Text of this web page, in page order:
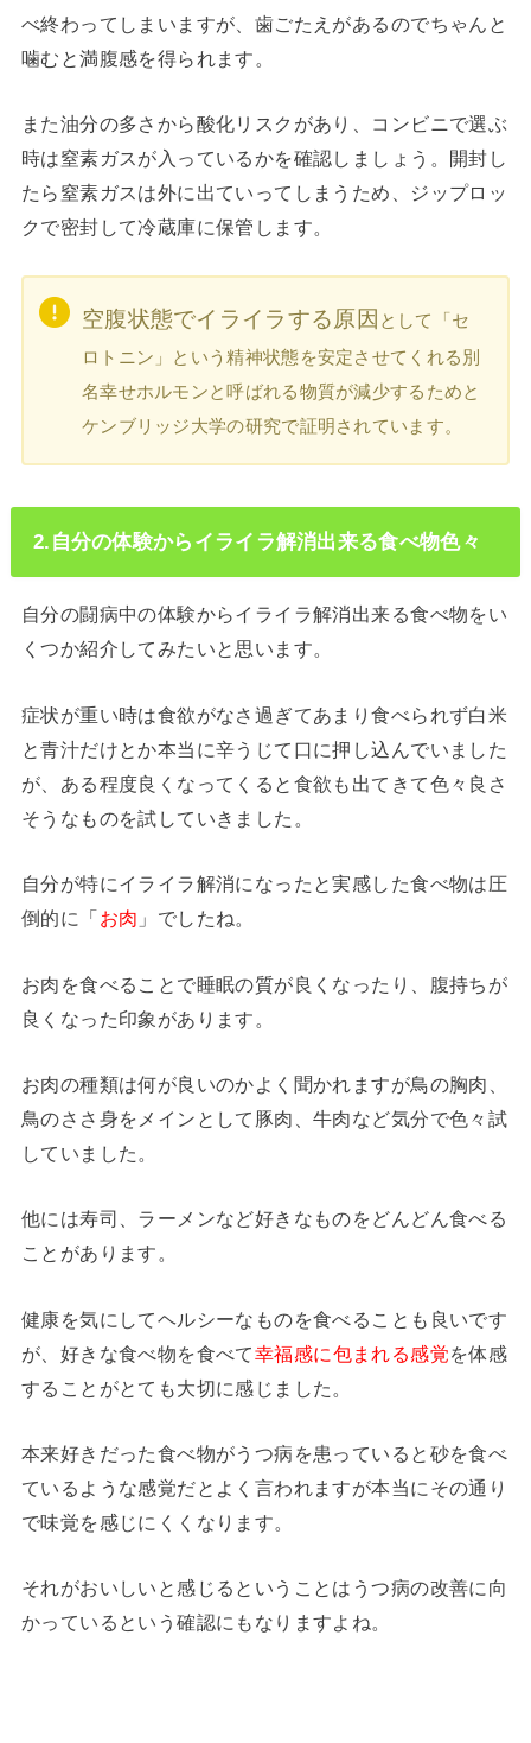
べ終わってしまいますが、歯ごたえがあるのでちゃんと
噛むと満腹感を得られます。
また油分の多さから酸化リスクがあり、コンビニで選ぶ
時は窒素ガスが入っているかを確認しましょう。開封し
たら窒素ガスは外に出ていってしまうため、ジップロッ
クで密封して冷蔵庫に保管します。
空腹状態でイライラする原因 として「セ
ロトニン」という精神状態を安定させてくれる別
名幸せホルモンと呼ばれる物質が減少するためと
ケンブリッジ大学の研究で証明されています。
2.自分の体験からイライラ解消出来る食べ物色々
自分の闘病中の体験からイライラ解消出来る食べ物をい
くつか紹介してみたいと思います。
症状が重い時は食欲がなさ過ぎてあまり食べられず白米
と青汁だけとか本当に辛うじて口に押し込んでいました
が、ある程度良くなってくると食欲も出てきて色々良さ
そうなものを試していきました。
自分が特にイライラ解消になったと実感した食べ物は圧
倒的に「お肉 」でしたね。
お肉を食べることで睡眠の質が良くなったり、腹持ちが
良くなった印象があります。
お肉の種類は何が良いのかよく聞かれますが鳥の胸肉、
鳥のささ身をメインとして豚肉、牛肉など気分で色々試
していました。
他には寿司、ラーメンなど好きなものをどんどん食べる
ことがあります。
健康を気にしてヘルシーなものを食べることも良いです
が、好きな食べ物を食べて幸福感に包まれる感覚を体感
することがとても大切に感じました。
本来好きだった食べ物がうつ病を患っていると砂を食べ
ているような感覚だとよく言われますが本当にその通り
で味覚を感じにくくなります。
それがおいしいと感じるということはうつ病の改善に向
かっているという確認にもなりますよね。